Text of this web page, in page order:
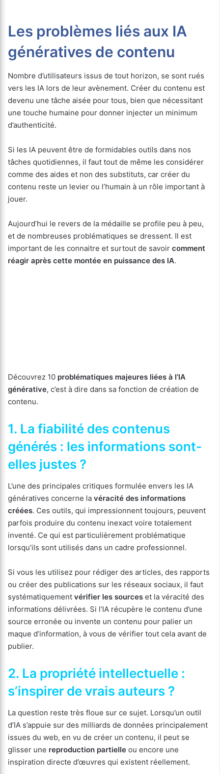
Les problèmes liés aux IA
génératives de contenu
Nombre d’utilisateurs issus de tout horizon, se sont rués
vers les IA lors de leur avènement. Créer du contenu est
devenu une tâche aisée pour tous, bien que nécessitant
une touche humaine pour donner injecter un minimum
d’authenticité.
Si les IA peuvent être de formidables outils dans nos
tâches quotidiennes, il faut tout de même les considérer
comme des aides et non des substituts, car créer du
contenu reste un levier ou l’humain à un rôle important à
jouer.
Aujourd’hui le revers de la médaille se profile peu à peu,
et de nombreuses problématiques se dressent. Il est
important de les connaitre et surtout de savoir comment
réagir après cette montée en puissance des IA.
Découvrez 10 problématiques majeures liées à l’IA
générative, c’est à dire dans sa fonction de création de
contenu.
1. La fiabilité des contenus
générés : les informations sont-
elles justes ?
L’une des principales critiques formulée envers les IA
génératives concerne la véracité des informations
créées. Ces outils, qui impressionnent toujours, peuvent
parfois produire du contenu inexact voire totalement
inventé. Ce qui est particulièrement problématique
lorsqu’ils sont utilisés dans un cadre professionnel.
Si vous les utilisez pour rédiger des articles, des rapports
ou créer des publications sur les réseaux sociaux, il faut
systématiquement vérifier les sources et la véracité des
informations délivrées. Si l’IA récupère le contenu d’une
source erronée ou invente un contenu pour palier un
maque d’information, à vous de vérifier tout cela avant de
publier.
2. La propriété intellectuelle :
s’inspirer de vrais auteurs ?
La question reste très floue sur ce sujet. Lorsqu’un outil
d’IA s’appuie sur des milliards de données principalement
issues du web, en vu de créer un contenu, il peut se
glisser une reproduction partielle ou encore une
inspiration directe d’œuvres qui existent réellement.